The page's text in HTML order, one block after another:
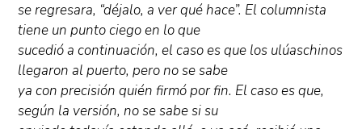
se regresara, “déjalo, a ver qué hace”. El columnista
tiene un punto ciego en lo que
sucedió a continuación, el caso es que los ulúaschinos
llegaron al puerto, pero no se sabe
ya con precisión quién firmó por fin. El caso es que,
según la versión, no se sabe si su